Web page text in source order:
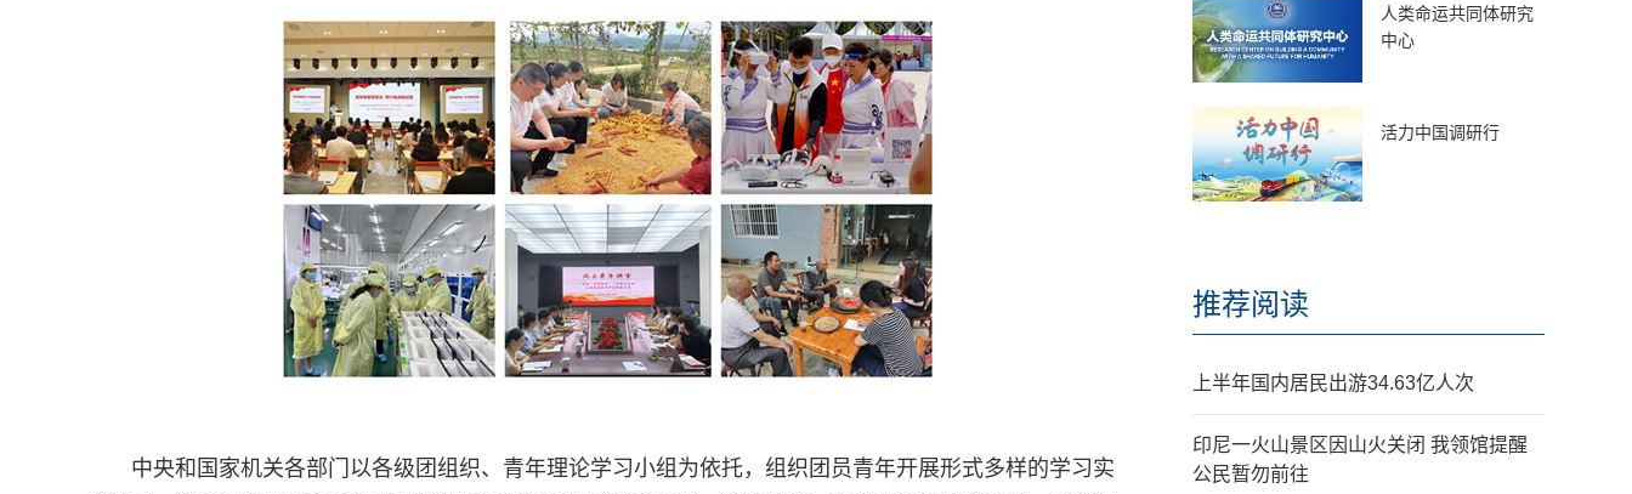
中央和国家机关各部门以各级团组织、青年理论学习小组为依托，组织团员青年开展形式多样的学习实
人类命运共同体研究
中心
活力中国调研行
推荐阅读
上半年国内居民出游34.63亿人次
印尼一火山景区因山火关闭 我领馆提醒
公民暂勿前往